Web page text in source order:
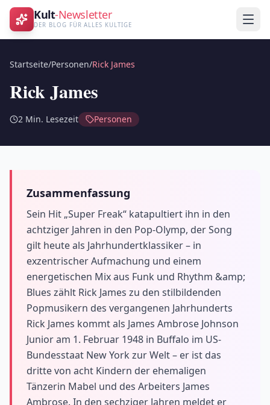
Kult-Newsletter
DER BLOG FÜR ALLES KULTIGE
Startseite/Personen/Rick James
Rick James
2 Min. Lesezeit Personen
Zusammenfassung
Sein Hit „Super Freak“ katapultiert ihn in den
achtziger Jahren in den Pop-Olymp, der Song
gilt heute als Jahrhundertklassiker – in
exzentrischer Aufmachung und einem
energetischen Mix aus Funk und Rhythm &amp;
Blues zählt Rick James zu den stilbildenden
Popmusikern des vergangenen Jahrhunderts
Rick James kommt als James Ambrose Johnson
Junior am 1. Februar 1948 in Buffalo im US-
Bundesstaat New York zur Welt – er ist das
dritte von acht Kindern der ehemaligen
Tänzerin Mabel und des Arbeiters James
Ambrose. In den sechziger Jahren meldet er